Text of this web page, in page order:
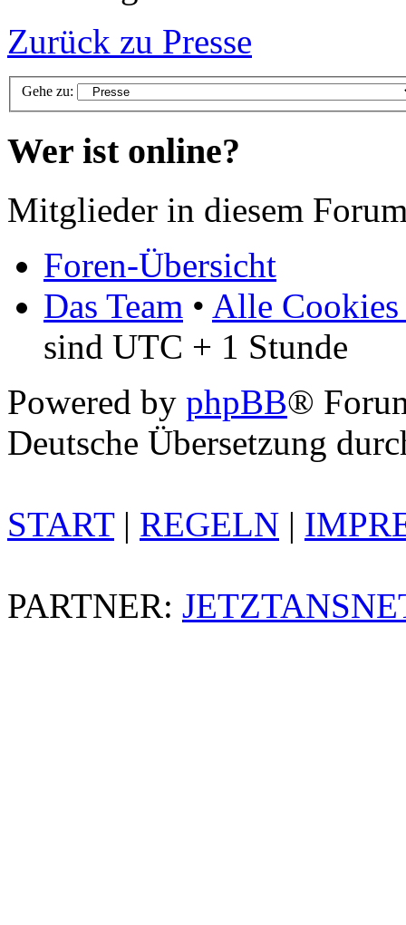
Zurück zu Presse
Gehe zu:
Wer ist online?
Mitglieder in diesem
Foren-Übersicht
Das Team • Alle Cookies
sind UTC + 1 Stunde
Powered by phpBB®
Deutsche Übersetzung
START| REGELN |
PARTNER: